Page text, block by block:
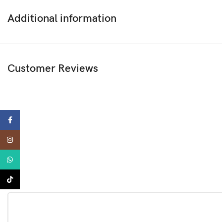
Additional information
Customer Reviews